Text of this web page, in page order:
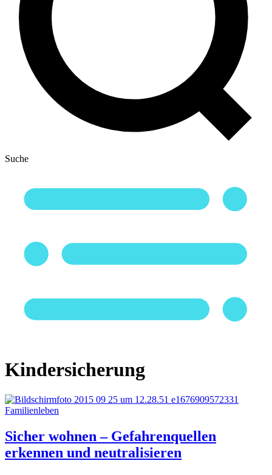
Suche
Kindersicherung
Familienleben
Sicher wohnen – Gefahrenquellen
erkennen und neutralisieren